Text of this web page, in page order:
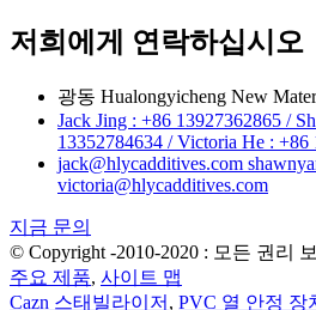
저희에게 연락하십시오
광동 Hualongyicheng New
Jack Jing : +86 13927362865 /
13352784634 / Victoria He : +86
jack@hlycadditives.com
victoria@hlycadditives.com
지금 문의
© Copyright -2010-2020 : 모든 권리
주요 제품, 사이트 맵
Cazn 스태빌라이저 , PVC 열 안정 장